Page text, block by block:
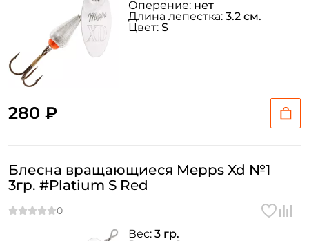
280 ₽
Оперение: нет
Длина лепестка: 3.2 см.
Цвет: S
Блесна вращающиеся Mepps Xd №1
3гр. #Platium S Red
Вес: 3 гр.
ФИО: *